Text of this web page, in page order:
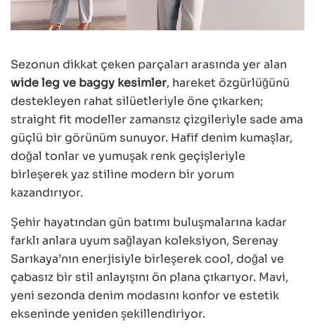
Sezonun dikkat çeken parçaları arasında yer alan
wide leg ve baggy kesimler, hareket özgürlüğünü
destekleyen rahat silüetleriyle öne çıkarken;
straight fit modeller zamansız çizgileriyle sade ama
güçlü bir görünüm sunuyor. Hafif denim kumaşlar,
doğal tonlar ve yumuşak renk geçişleriyle
birleşerek yaz stiline modern bir yorum
kazandırıyor.
Şehir hayatından gün batımı buluşmalarına kadar
farklı anlara uyum sağlayan koleksiyon, Serenay
Sarıkaya’nın enerjisiyle birleşerek cool, doğal ve
çabasız bir stil anlayışını ön plana çıkarıyor. Mavi,
yeni sezonda denim modasını konfor ve estetik
ekseninde yeniden şekillendiriyor.